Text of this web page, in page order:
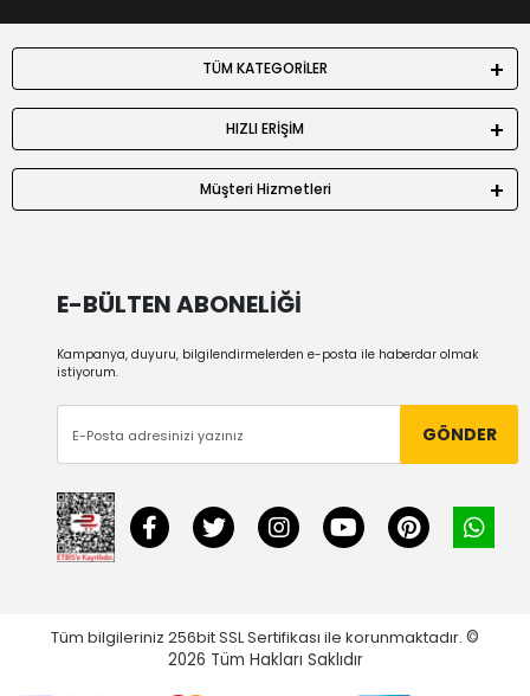
TÜM KATEGORİLER
HIZLI ERİŞİM
Müşteri Hizmetleri
E-BÜLTEN ABONELİĞİ
Kampanya, duyuru, bilgilendirmelerden e-posta ile haberdar olmak
istiyorum.
GÖNDER
Tüm bilgileriniz 256bit SSL Sertifikası ile korunmaktadır. ©
2026 Tüm Hakları Saklıdır